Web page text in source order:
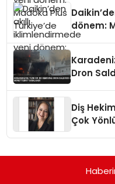
dönem:
Dron
Diş
Çok